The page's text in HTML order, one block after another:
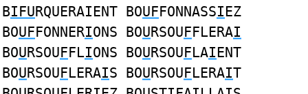
BIFURQUERAIENT BOUFFONNASSIEZ
BOUFFONNERIONS BOURSOUFFLERAI
BOURSOUFFLIONS BOURSOUFLAIENT
BOURSOUFLERAIS BOURSOUFLERAIT